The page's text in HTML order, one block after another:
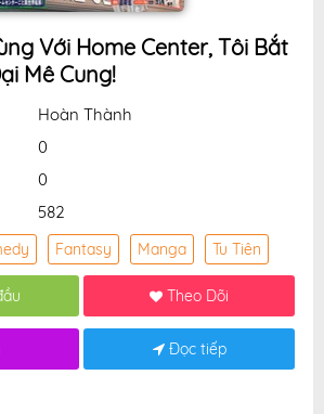
Với Home Center, Tôi Bắt
Mê Cung!
Hoàn Thành
0
0
582
Fantasy Manga Tu Tiên
Theo Dõi
Đọc tiếp